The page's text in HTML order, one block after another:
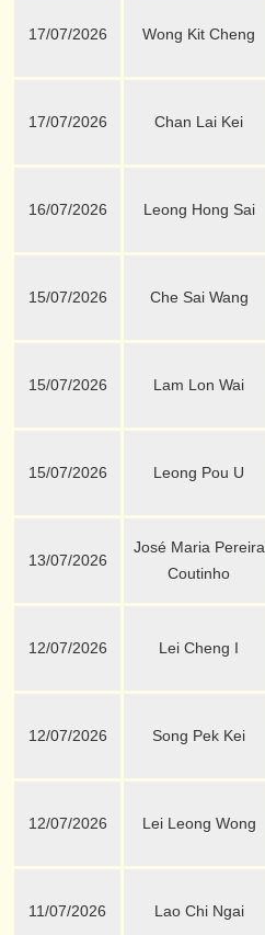
17/07/2026 Wong Kit Cheng
17/07/2026 Chan Lai Kei
16/07/2026 Leong Hong Sai
15/07/2026 Che Sai Wang
15/07/2026 Lam Lon Wai
15/07/2026 Leong Pou U
13/07/2026
José Maria Pereira
Coutinho
12/07/2026 Lei Cheng I
12/07/2026 Song Pek Kei
12/07/2026 Lei Leong Wong
11/07/2026 Lao Chi Ngai